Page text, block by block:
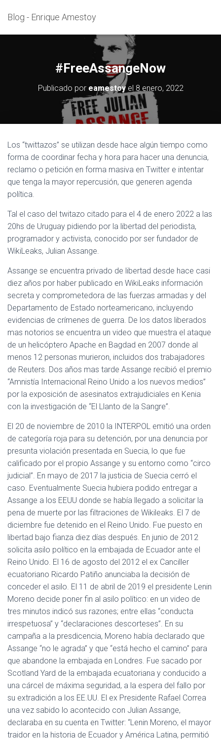
Blog - Enrique Amestoy
#FreeAssangeNow
Publicado por eamestoyel 8 enero, 2022
Los “twittazos” se utilizan desde hace algún tiempo como
forma de coordinar fecha y hora para hacer una denuncia,
reclamo o petición en forma masiva en Twitter e intentar
que tenga la mayor repercusión, que generen agenda
política.
Tal el caso del twitazo citado para el 4 de enero 2022 a las
20hs de Uruguay pidiendo por la libertad del periodista,
programador y activista, conocido por ser fundador de
WikiLeaks, Julian Assange.
Assange se encuentra privado de libertad desde hace casi
diez años por haber publicado en WikiLeaks información
secreta y comprometedora de las fuerzas armadas y del
Departamento de Estado norteamericano, incluyendo
evidencias de crímenes de guerra. De los datos liberados
mas notorios se encuentra un video que muestra el ataque
de un helicóptero Apache en Bagdad en 2007 donde al
menos 12 personas murieron, incluidos dos trabajadores
de Reuters. Dos años mas tarde Assange recibió el premio
“Amnistía Internacional Reino Unido a los nuevos medios”
por la exposición de asesinatos extrajudiciales en Kenia
con la investigación de “El Llanto de la Sangre”.
El 20 de noviembre de 2010 la INTERPOL emitió una orden
de categoría roja para su detención, por una denuncia por
presunta violación presentada en Suecia, lo que fue
calificado por el propio Assange y su entorno como “circo
judicial”. En mayo de 2017 la justicia de Suecia cerró el
caso. Eventualmente Suecia hubiera podido entregar a
Assange a los EEUU donde se había llegado a solicitar la
pena de muerte por las filtraciones de Wikileaks. El 7 de
diciembre fue detenido en el Reino Unido. Fue puesto en
libertad bajo fianza diez días después. En junio de 2012
solicita asilo político en la embajada de Ecuador ante el
Reino Unido. El 16 de agosto del 2012 el ex Canciller
ecuatoriano Ricardo Patiño anunciaba la decisión de
conceder el asilo. El 11 de abril de 2019 el presidente Lenin
Moreno decide poner fin al asilo político: en un video de
tres minutos indicó sus razones; entre ellas “conducta
irrespetuosa” y “declaraciones descorteses”. En su
campaña a la presdicencia, Moreno había declarado que
Assange “no le agrada” y que “está hecho el camino” para
que abandone la embajada en Londres. Fue sacado por
Scotland Yard de la embajada ecuatoriana y conducido a
una cárcel de máxima seguridad, a la espera del fallo por
su extradición a los EE.UU. El ex Presidente Rafael Correa
una vez sabido lo acontecido con Julian Assange,
declaraba en su cuenta en Twitter: “Lenin Moreno, el mayor
traidor en la historia de Ecuador y América Latina, permitió